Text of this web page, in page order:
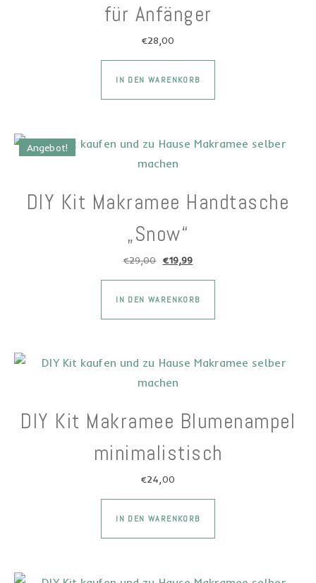
für Anfänger
€28,00
IN DEN WARENKORB
Dieses Produkt
Angebot!
DIY Kit Makramee Handtasche
„Snow“
€29,00 Ursprünglicher Preis war: €29,00
€19,99Aktueller Preis ist: €19,99.
IN DEN WARENKORB
Dieses Produkt
DIY Kit Makramee Blumenampel
minimalistisch
€24,00
IN DEN WARENKORB
Dieses Produkt